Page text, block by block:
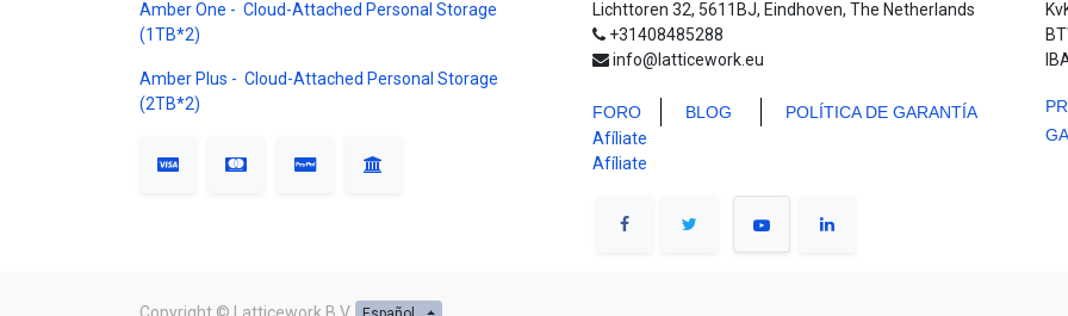
Amber One - Cloud-Attached Personal Storage
(1TB*2)
Amber Plus - Cloud-Attached Personal Storage
(2TB*2)
Lichttoren 32, 5611BJ, Eindhoven, The Netherlands
+31408485288
info@latticework.eu
FORO BLOG
POLÍTICA DE GARANTÍA
Afíliate
Afíliate
Copyright © Latticework B.V.